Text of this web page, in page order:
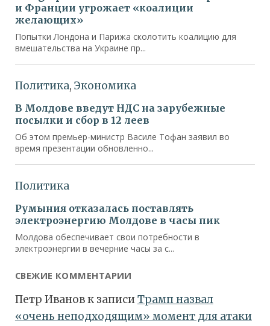
СВЕЖИЕ КОММЕНТАРИИ
Петр Ивановк записиТрамп назвал
«очень неподходящим» момент для атаки